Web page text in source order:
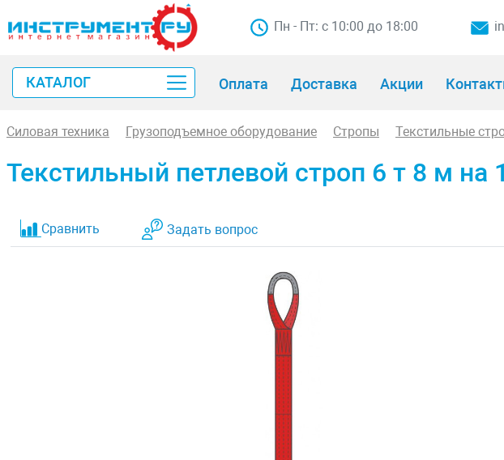
Пн - Пт: с 10:00 до 18:00
КАТАЛОГ Оплата Доставка Акции
Силовая техника Грузоподъемное оборудование Стропы Текстильные
Текстильный петлевой строп 6 т 8 м
Сравнить Задать вопрос